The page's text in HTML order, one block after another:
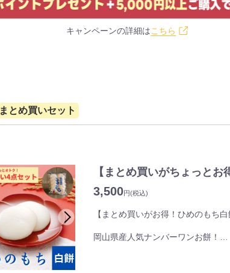
キャンペーンの詳細はこちら
まとめ買いセット
【まとめ買いがちょっと
3,500円(税込)
【まとめ買いがお得！ひめのもち白
岡山県産人気ナンバーワンお餅！